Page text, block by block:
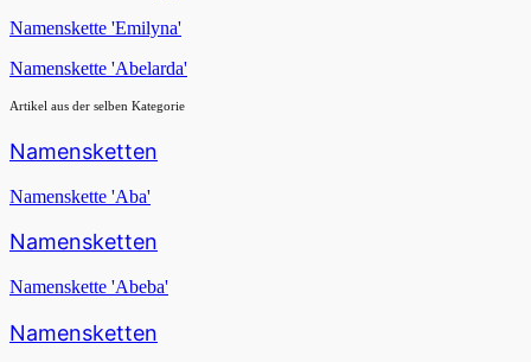
Namenskette 'Emilyna'
Namenskette 'Abelarda'
Artikel aus der selben Kategorie
Namensketten
Namenskette 'Aba'
Namensketten
Namenskette 'Abeba'
Namensketten